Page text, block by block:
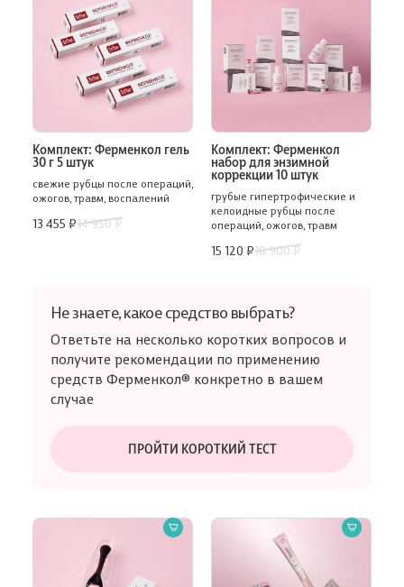
Комплект: Ферменкол гель
30 г 5 штук
свежие рубцы после операций,
ожогов, травм, воспалений
13 455 ₽14 950 ₽
Комплект: Ферменкол
набор для энзимной
коррекции 10 штук
грубые гипертрофические и
келоидные рубцы после
операций, ожогов, травм
15 120 ₽18 900 ₽
Не знаете,какое средство выбрать?
Ответьте на несколько коротких вопросов и
получите рекомендации по применению
средств Ферменкол® конкретно в вашем
случае
ПРОЙТИ КОРОТКИЙ ТЕСТ